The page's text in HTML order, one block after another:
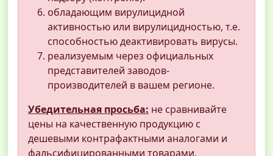
обладающим вирулицидной
активностью или вирулицидностью, т.е.
способностью деактивировать вирусы.
реализуемым через официальных
представителей заводов-
производителей в вашем регионе.
Убедительная просьба: не сравнивайте
цены на качественную продукцию с
дешевыми контрафактными аналогами и
фальсифицированными товарами,